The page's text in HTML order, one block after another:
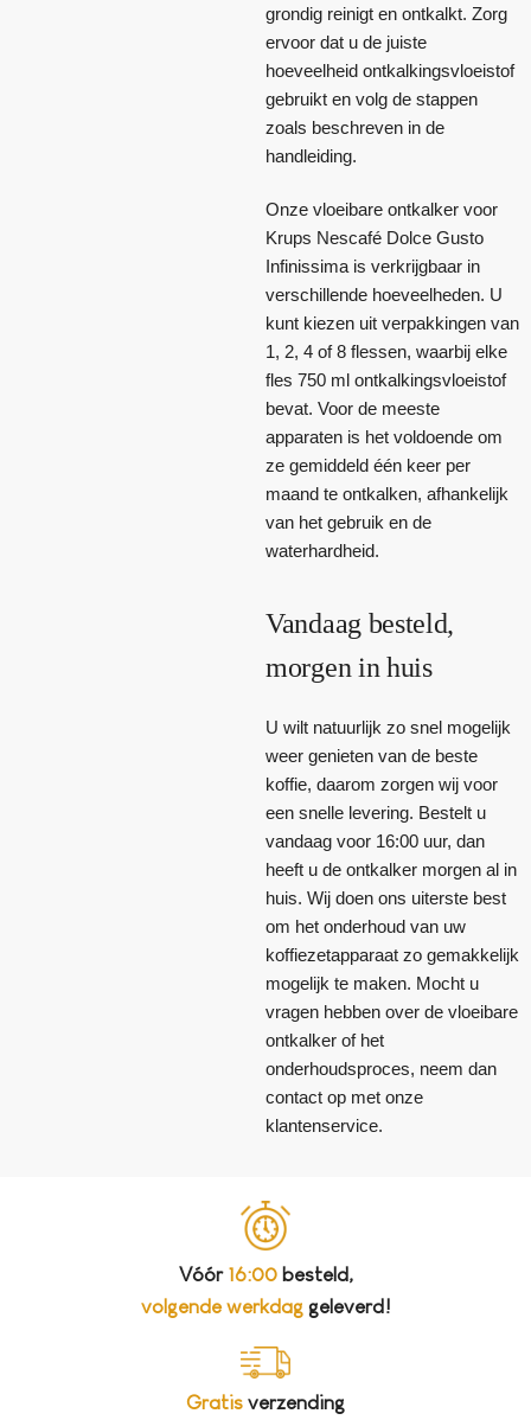
grondig reinigt en ontkalkt. Zorg
ervoor dat u de juiste
hoeveelheid ontkalkingsvloeistof
gebruikt en volg de stappen
zoals beschreven in de
handleiding.
Onze vloeibare ontkalker voor
Krups Nescafé Dolce Gusto
Infinissima is verkrijgbaar in
verschillende hoeveelheden. U
kunt kiezen uit verpakkingen van
1, 2, 4 of 8 flessen, waarbij elke
fles 750 ml ontkalkingsvloeistof
bevat. Voor de meeste
apparaten is het voldoende om
ze gemiddeld één keer per
maand te ontkalken, afhankelijk
van het gebruik en de
waterhardheid.
Vandaag besteld,
morgen in huis
U wilt natuurlijk zo snel mogelijk
weer genieten van de beste
koffie, daarom zorgen wij voor
een snelle levering. Bestelt u
vandaag voor 16:00 uur, dan
heeft u de ontkalker morgen al in
huis. Wij doen ons uiterste best
om het onderhoud van uw
koffiezetapparaat zo gemakkelijk
mogelijk te maken. Mocht u
vragen hebben over de vloeibare
ontkalker of het
onderhoudsproces, neem dan
contact op met onze
klantenservice.
Vóór 16:00besteld,
volgende werkdag geleverd!
Gratis verzending